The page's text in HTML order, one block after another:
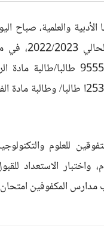
والعلمية، صباح
إتمام الدراسة
بإجمالى عدد 370867 طالبا/ طالبة،
الفراغية) للشعبة العلمية رياضيات، كما
واختبار الاستعداد